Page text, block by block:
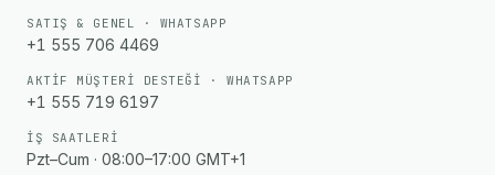
SATIŞ & GENEL · WHATSAPP
+1 555 706 4469
AKTIF MÜŞTERI DESTEĞI · WHATSAPP
+1 555 719 6197
İŞ SAATLERI
Pzt–Cum · 08:00–17:00 GMT+1